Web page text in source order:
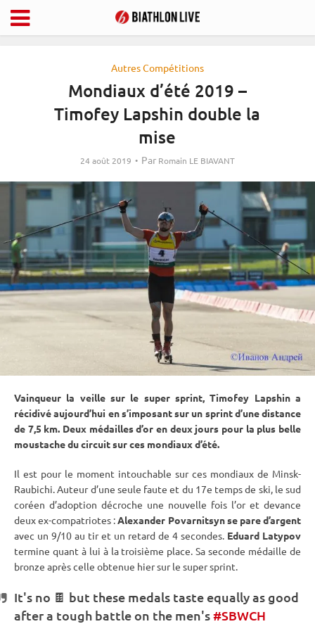
Autres Compétitions
Mondiaux d’été 2019 –
Timofey Lapshin double la
mise
24 août 2019 Par Romain LE BIAVANT
Vainqueur la veille sur le supersprint , Timofey Lapshin a
récidivé aujourd’hui en s’imposant sur un sprintd’une distance
de 7,5 km. Deux médailles d’or en deux jours pour la plus belle
moustache du circuit sur ces mondiaux d’été.
Il est pour le moment intouchable sur ces mondiaux de Minsk-
Raubichi. Auteur d’une seule faute et du 17e temps de ski, le sud
coréen d’adoption décroche une nouvelle fois l’or et devance
deux ex-compatriotes : Alexander Povarnitsyn se pare d’argent
avec un 9/10 au tir et un retard de 4 secondes. Eduard Latypov
termine quant à lui à la troisième place. Sa seconde médaille de
bronze après celle obtenue hier sur le supersprint
It's no 🍫 but these medals taste equally as good
after a tough battle on the men's#SBWCH